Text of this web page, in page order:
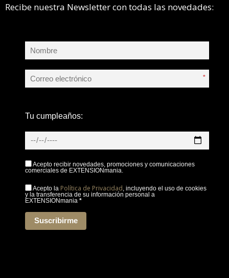
Recibe nuestra Newsletter con todas las novedades:
*
Tu cumpleaños:
Acepto recibir novedades, promociones y comunicaciones
comerciales de EXTENSIONmania.
Acepto la Política de Privacidad, incluyendo el uso de cookies
y la transferencia de su información personal a
EXTENSIONmania *
Suscribirme